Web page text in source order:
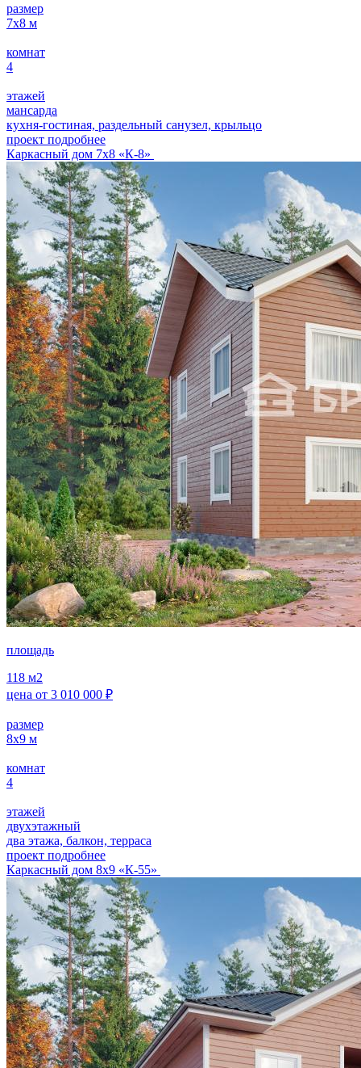
размер
7х8 м
комнат
4
этажей
мансарда
кухня-гостиная, раздельный санузел, крыльцо
проект подробнее
Каркасный дом 7х8 «К-8»
площадь
118 м2
цена от 3 010 000 ₽
размер
8х9 м
комнат
4
этажей
двухэтажный
два этажа, балкон, терраса
проект подробнее
Каркасный дом 8х9 «К-55»